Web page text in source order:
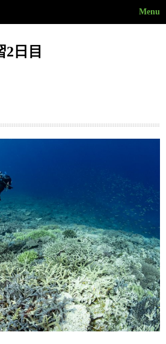
Menu
日目